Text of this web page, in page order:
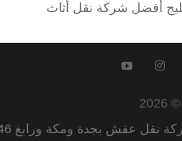
© 2026
عفش بجدة ومكة ورابغ 0555582146